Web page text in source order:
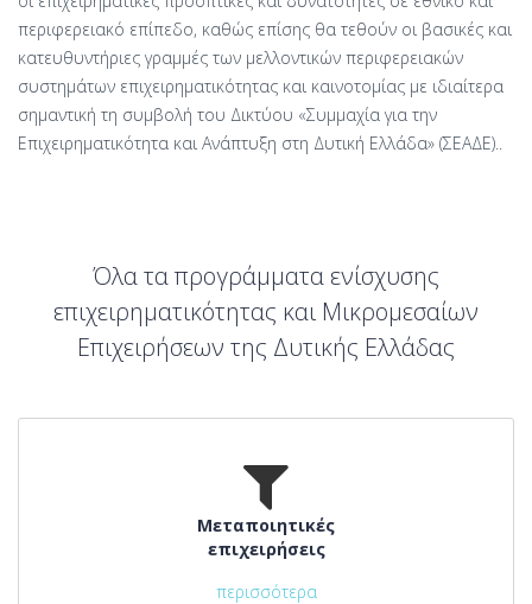
περιφερειακό επίπεδο, καθώς επίσης θα τεθούν οι βασικές και
κατευθυντήριες γραμμές των μελλοντικών περιφερειακών
συστημάτων επιχειρηματικότητας και καινοτομίας με ιδιαίτερα
σημαντική τη συμβολή του Δικτύου «Συμμαχία για την
Επιχειρηματικότητα και Ανάπτυξη στη Δυτική Ελλάδα» (ΣΕΑΔΕ)..
Όλα τα προγράμματα ενίσχυσης
επιχειρηματικότητας και Μικρομεσαίων
Επιχειρήσεων της Δυτικής Ελλάδας
Μεταποιητικές
επιχειρήσεις
περισσότερα